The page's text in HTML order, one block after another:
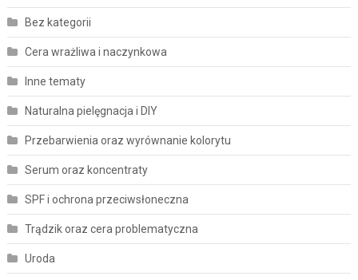
Bez kategorii
Cera wrażliwa i naczynkowa
Inne tematy
Naturalna pielęgnacja i DIY
Przebarwienia oraz wyrównanie kolorytu
Serum oraz koncentraty
SPF i ochrona przeciwsłoneczna
Trądzik oraz cera problematyczna
Uroda